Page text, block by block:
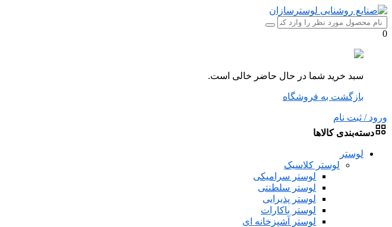
0
سبد خرید شما در حال حاضر خالی است.
بازگشت به فروشگاه
ورود / ثبت نام
دسته‌بندی کالاها
لوستر
لوستر کلاسیک
لوستر سرامیکی
لوستر سلطنتی
لوستر پذیرایی
لوستر باکارات
لوستر آشپزخانه ای